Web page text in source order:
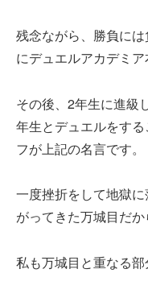
残念ながら、勝負に
にデュエルアカデミア
その後、2年生に進級
年生とデュエルをす
フが上記の名言です。
一度挫折をして地獄
がってきた万城目だか
私も万城目と重なる部